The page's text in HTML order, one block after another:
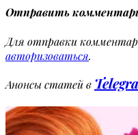
Отправить
Для отправки
авторизоваться.
Анонсы статей в